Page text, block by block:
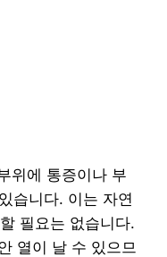
위에 통증이나 부
습니다. 이는 자연
필요는 없습니다.
열이 날 수 있으므